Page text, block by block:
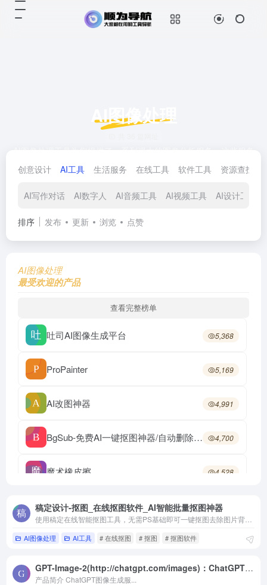
AI图像处理
通过最新的人工智能技术，能够自动识别和处理图像中的各种元
素，从而帮助用户提升图像的质量和价值。无论您是摄影师、设计
工作中节省时间、提高效率，并且创造出更加吸引人的视觉作品。
创意设计 AI工具 生活服务 在线工具 软件工具 资源查找
AI写作对话 AI数字人 AI音频工具 AI视频工具 AI设计工具
排序 发布 更新 浏览 点赞
AI图像处理
最受欢迎的产品
查看完整榜单
吐司AI图像生成平台 5,368
ProPainter 5,169
AI改图神器 4,991
BgSub-免费AI一键抠图神器/自动删除或替换图像背景 4,700
魔术橡皮擦 4,528
Petalica paint – AI图片自动上色工具 4,266
Mokker AI背景生成器
去去去图片去水印 4,133
稿定设计-抠图_在线抠图软件_AI智能批量抠图神器
AI图像处理 AI工具 # 在线抠图 # 抠图 # 抠图软件
GPT-Image-2(http://chatgpt.com/images)：ChatGPT图像生成器，专业视觉创作
产品简介 ChatGPT图像生成服...